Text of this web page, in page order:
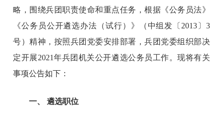
略，围绕兵团职责使命和重点任务，根据《公务员法》
《公务员公开遴选办法（试行）》（中组发〔2013〕3
号）精神，按照兵团党委安排部署，兵团党委组织部决
定开展2021年兵团机关公开遴选公务员工作。现将有关
事项公告如下：
一、 遴选职位